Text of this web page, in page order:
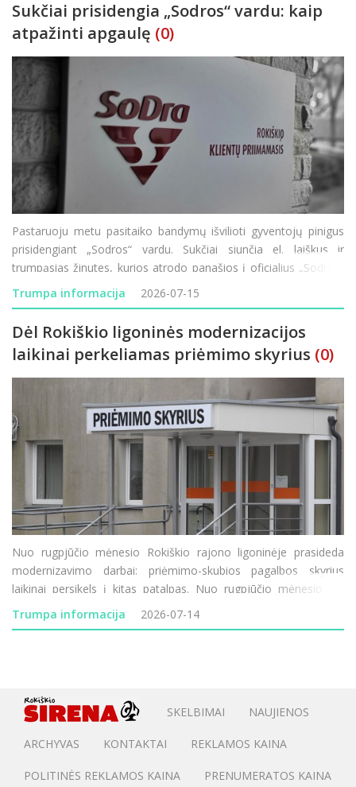
Sukčiai prisidengia „Sodros“ vardu: kaip
atpažinti apgaulę (0)
Pastaruoju metu pasitaiko bandymų išvilioti gyventojų pinigus
prisidengiant „Sodros“ vardu. Sukčiai siunčia el. laiškus ir
trumpąsias žinutes, kurios atrodo panašios į oficialius „Sodros“
pranešimus, tačiau jų tikslas – atskleisti prisijungim
Trumpa informacija 2026-07-15
Dėl Rokiškio ligoninės modernizacijos
laikinai perkeliamas priėmimo skyrius (0)
Nuo rugpjūčio mėnesio Rokiškio rajono ligoninėje prasideda
modernizavimo darbai: priėmimo-skubios pagalbos skyrius
laikinai persikels į kitas patalpas. Nuo rugpjūčio mėnesio VšĮ
Rokiškio rajono ligoninėje prasideda vienas didžiausių pastarųjų
metų infrastruktūros modernizavimo
Trumpa informacija 2026-07-14
SKELBIMAI NAUJIENOS
ARCHYVAS KONTAKTAI REKLAMOS KAINA
POLITINĖS REKLAMOS KAINA PRENUMERATOS KAINA